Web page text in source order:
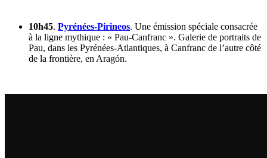
10h45. Pyrénées-Pirineos. Une émission spéciale consacrée
à la ligne mythique : « Pau-Canfranc ». Galerie de portraits de
Pau, dans les Pyrénées-Atlantiques, à Canfranc de l’autre côté
de la frontière, en Aragón.